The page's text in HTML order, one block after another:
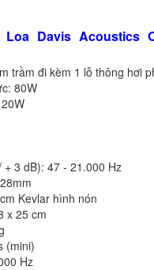
Davis Acoustics
trầm đi kèm 1 lỗ thông hơi
80W
3 dB): 47 - 21.000 Hz
Kevlar hình nón
x 25 cm
(mini)
Hz